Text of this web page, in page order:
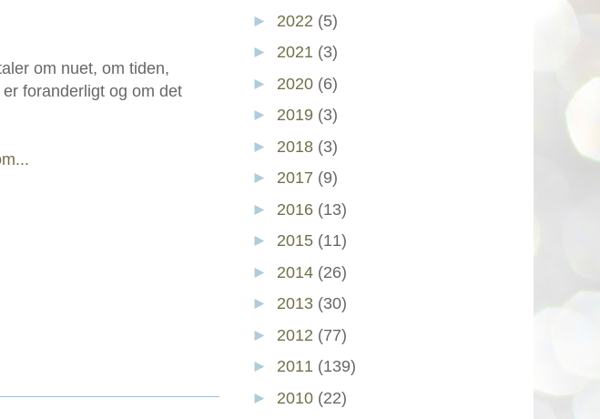
om nuet, om tiden,
foranderligt og om det
► 2022 (5)
► 2021 (3)
► 2020 (6)
► 2019 (3)
► 2018 (3)
► 2017 (9)
► 2016 (13)
► 2015 (11)
► 2014 (26)
► 2013 (30)
► 2012 (77)
► 2011 (139)
► 2010 (22)